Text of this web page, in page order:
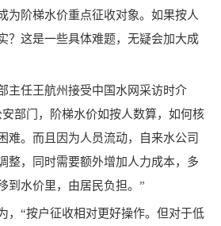
为阶梯水价重点征收对象。如果按人
？这是一些具体难题，无疑会加大成
主任王航州接受中国水网采访时介
部门，阶梯水价如按人数算，如何核
难。而且因为人员流动，自来水公司
整，同时需要额外增加人力成本，多
到水价里，由居民负担。”
，“按户征收相对更好操作。但对于低